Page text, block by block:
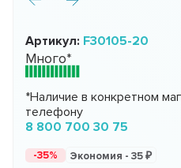
Артикул: F30105-20
Много*
*Наличие в конкретном
телефону
8 800 700 30 75
-35% Экономия -35